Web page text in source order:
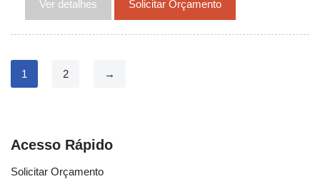
Ver detalhes Solicitar Orçamento
1 2 →
Acesso Rápido
Solicitar Orçamento